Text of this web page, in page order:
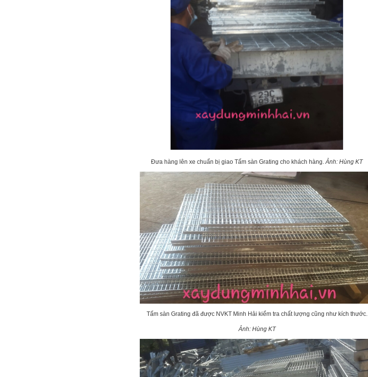
Đưa hàng lên xe chuẩn bị giao Tấm sàn Grating cho khách hàng.Ảnh: Hùng KT
Tấm sàn Grating đã được NVKT Minh Hải kiểm tra chất lượng cũng như kích thước.
Ảnh: Hùng KT